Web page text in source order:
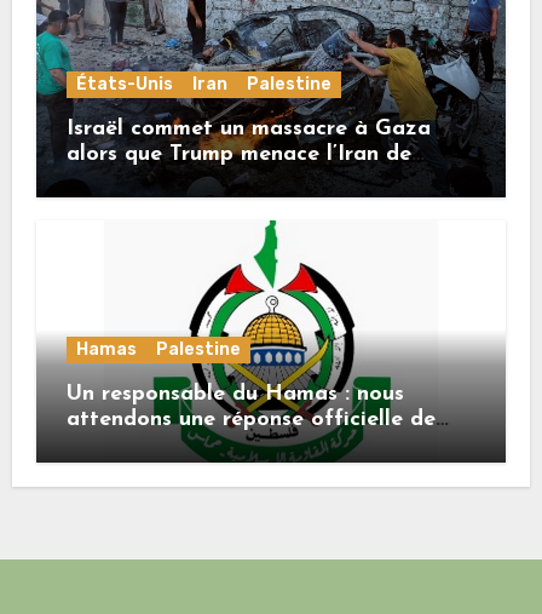
États-Unis Iran Palestine
Israël commet un massacre à Gaza
alors que Trump menace l’Iran de
«décapitation»
Hamas Palestine
Un responsable du Hamas : nous
attendons une réponse officielle de
Mladenov concernant la feuille de